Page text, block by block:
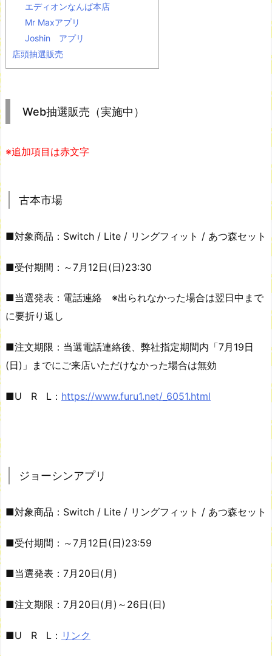
エディオンなんば本店
Mr Maxアプリ
Joshin アプリ
店頭抽選販売
Web抽選販売（実施中）
※追加項目は赤文字
古本市場
■対象商品：Switch / Lite / リングフィット / あつ森セット
■受付期間：～7月12日(日)23:30
■当選発表：電話連絡 ※出られなかった場合は翌日中まで
に要折り返し
■注文期限：当選電話連絡後、弊社指定期間内「7月19日
(日)」までにご来店いただけなかった場合は無効
■U R L： https://www.furu1.net/_6051.html
ジョーシンアプリ
■対象商品：Switch / Lite / リングフィット / あつ森セット
■受付期間：～7月12日(日)23:59
■当選発表：7月20日(月)
■注文期限：7月20日(月)～26日(日)
■U R L： リンク